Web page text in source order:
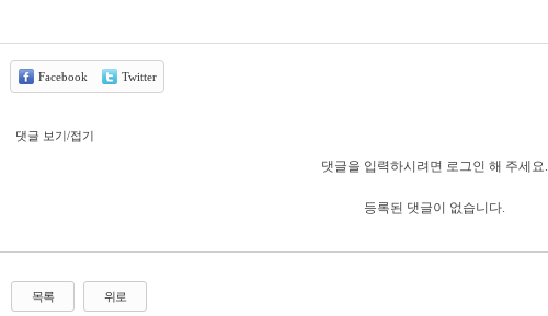
Facebook Twitter
댓글 보기/접기
댓글을 입력하시려면 로그인 해 주세요.
등록된 댓글이 없습니다.
목록 위로